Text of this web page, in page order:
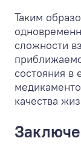
Таким
сложности
состояния в
качества